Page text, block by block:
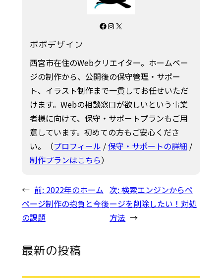
Facebook InstagramX
ポポデザイン
西宮市在住のWebクリエイター。ホームペー
ジの制作から、公開後の保守管理・サポー
ト、イラスト制作まで一貫してお任せいただ
けます。Webの相談窓口が欲しいという事業
者様に向けて、保守・サポートプランもご用
意しています。初めての方もご安心くださ
い。（プロフィール /保守・サポートの詳細 /
制作プランはこちら）
← 前: 2022年のホーム
ページ制作の抱負と今後
の課題
次:検索エンジンからペ
ージを削除したい！対処
方法 →
最新の投稿